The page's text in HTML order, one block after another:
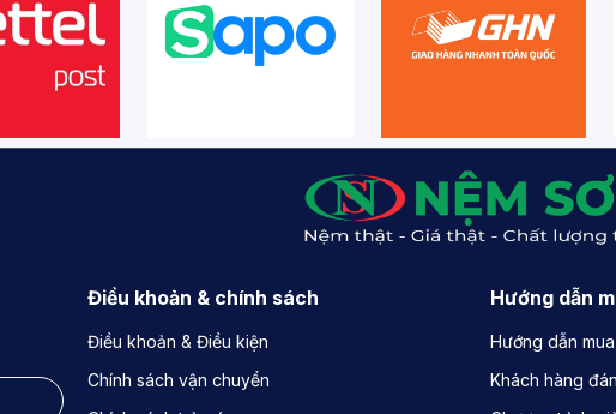
Điều khoản & chính sách
Điều khoản & Điều kiện
Chính sách vận chuyển
Hướng dẫn
Hướng dẫn
Khách hàng